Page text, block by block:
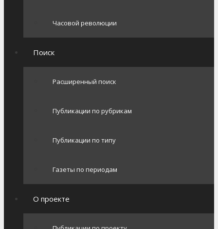
Часовой революции
Поиск
Расширенный поиск
Публикации по рубрикам
Публикации по типу
Газеты по периодам
О проекте